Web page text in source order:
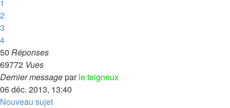
1
2
3
4
50 Réponses
69772 Vues
Dernier messageparle teigneux
06 déc. 2013, 13:40
Nouveau sujet